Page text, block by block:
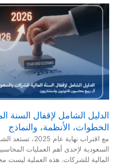
الخطوات، الأنظمة، والنماذج
مع اقتراب نهاية
السعودية لإحدى أهم العمليات
المالية للشركات. هذه العملية ليست